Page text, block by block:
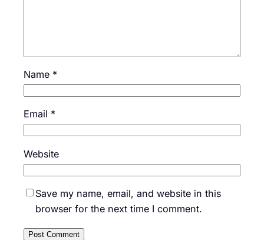
Name *
Email *
Website
Save my name, email, and website in this
browser for the next time I comment.